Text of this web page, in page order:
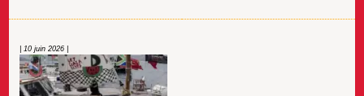
| 10 juin 2026 |